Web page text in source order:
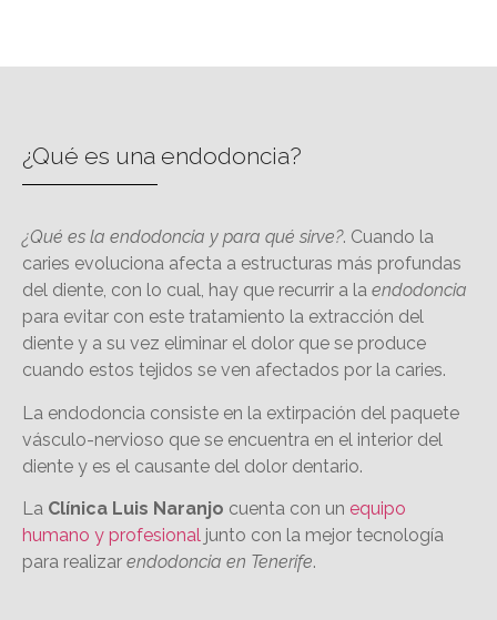
¿Qué es una endodoncia?
¿Qué es la endodoncia y para qué sirve?. Cuando la
caries evoluciona afecta a estructuras más profundas
del diente, con lo cual, hay que recurrir a la endodoncia
para evitar con este tratamiento la extracción del
diente y a su vez eliminar el dolor que se produce
cuando estos tejidos se ven afectados por la caries.
La endodoncia consiste en la extirpación del paquete
vásculo-nervioso que se encuentra en el interior del
diente y es el causante del dolor dentario.
La Clínica Luis Naranjo cuenta con un equipo
humano y profesional junto con la mejor tecnología
para realizar endodoncia en Tenerife.